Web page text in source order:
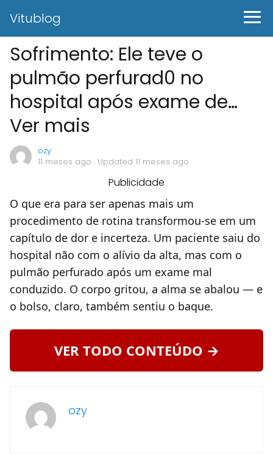
Vitublog
Sofrimento: Ele teve o
pulmão perfurad0 no
hospital após exame de…
Ver mais
ozy
11 meses ago · Updated 11 meses ago
Publicidade
O que era para ser apenas mais um
procedimento de rotina transformou-se em um
capítulo de dor e incerteza. Um paciente saiu do
hospital não com o alívio da alta, mas com o
pulmão perfurado após um exame mal
conduzido. O corpo gritou, a alma se abalou — e
o bolso, claro, também sentiu o baque.
VER TODO CONTEÚDO →
ozy